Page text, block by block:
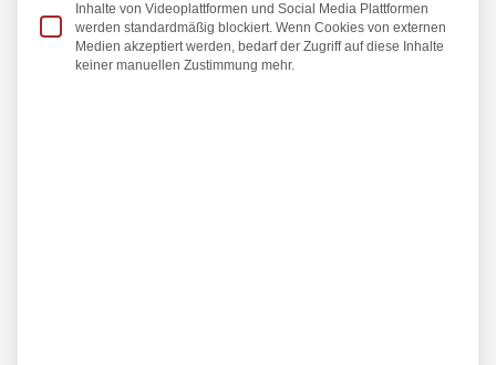
Inhalte von Videoplattformen und Social Media Plattformen
werden standardmäßig blockiert. Wenn Cookies von externen
Medien akzeptiert werden, bedarf der Zugriff auf diese Inhalte
keiner manuellen Zustimmung mehr.